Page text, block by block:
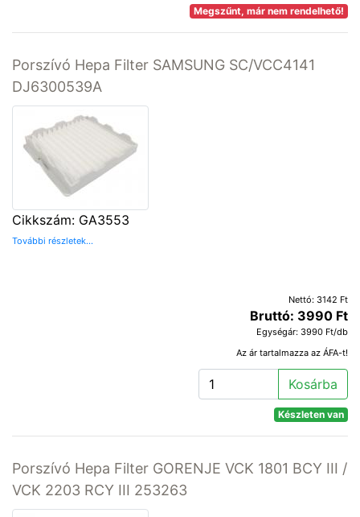
Megszűnt, már nem rendelhető!
Porszívó Hepa Filter SAMSUNG SC/VCC4141
DJ6300539A
Cikkszám: GA3553
További részletek...
Nettó: 3142 Ft
Bruttó: 3990 Ft
Egységár: 3990 Ft/db
Az ár tartalmazza az ÁFA-t!
Kosárba
Készleten van
Porszívó Hepa Filter GORENJE VCK 1801 BCY III /
VCK 2203 RCY III 253263